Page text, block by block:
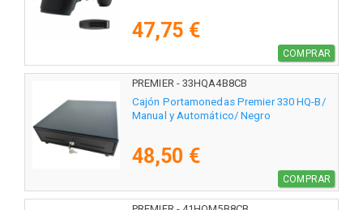
47,75 €
COMPRAR
PREMIER - 33HQA4B8CB
Cajón Portamonedas Premier 330 HQ-B/
Manual y Automático/ Negro
48,50 €
COMPRAR